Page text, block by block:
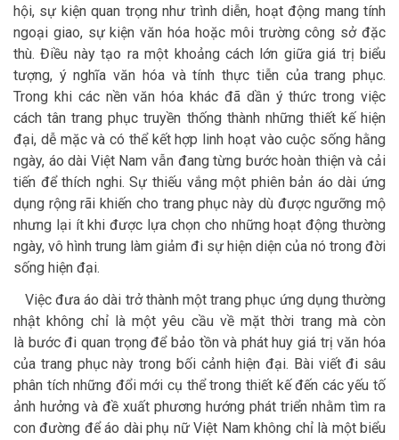
hội, sự kiện quan trọng như trình diễn, hoạt động mang tính
ngoại giao, sự kiện văn hóa hoặc môi trường công sở đặc
thù. Điều này tạo ra một khoảng cách lớn giữa giá trị biểu
tượng, ý nghĩa văn hóa và tính thực tiễn của trang phục.
Trong khi các nền văn hóa khác đã dần ý thức trong việc
cách tân trang phục truyền thống thành những thiết kế hiện
đại, dễ mặc và có thể kết hợp linh hoạt vào cuộc sống hằng
ngày, áo dài Việt Nam vẫn đang từng bước hoàn thiện và cải
tiến để thích nghi. Sự thiếu vắng một phiên bản áo dài ứng
dụng rộng rãi khiến cho trang phục này dù được ngưỡng mộ
nhưng lại ít khi được lựa chọn cho những hoạt động thường
ngày, vô hình trung làm giảm đi sự hiện diện của nó trong đời
sống hiện đại.
Việc đưa áo dài trở thành một trang phục ứng dụng thường
nhật không chỉ là một yêu cầu về mặt thời trang mà còn
là bước đi quan trọng để bảo tồn và phát huy giá trị văn hóa
của trang phục này trong bối cảnh hiện đại. Bài viết đi sâu
phân tích những đổi mới cụ thể trong thiết kế đến các yếu tố
ảnh hưởng và đề xuất phương hướng phát triển nhằm tìm ra
con đường để áo dài phụ nữ Việt Nam không chỉ là một biểu